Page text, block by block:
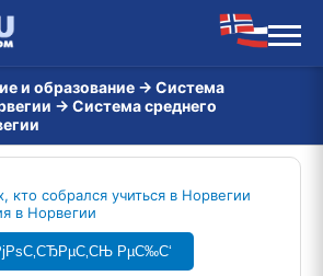
и образование → Система
→ Система среднего
кто собрался учиться в Норвегии
в Норвегии
РµС‰С‘